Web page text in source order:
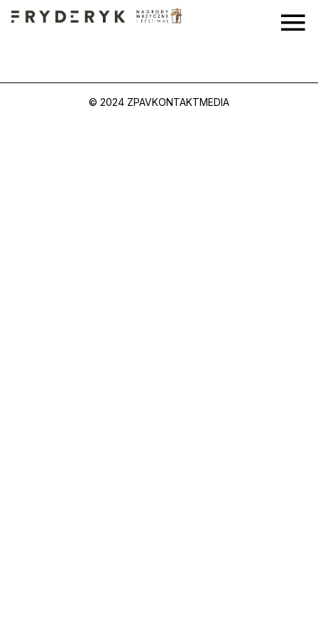
© 2024 ZPAVKONTAKTMEDIA